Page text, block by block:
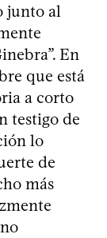
junto al
En
que está
a corto
testigo de
lo
de
más